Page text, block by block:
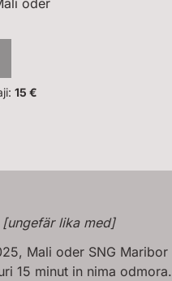
oder
15 €
[ungefär lika med]
Mali oder SNG Maribor
15 minut in nima odmora.